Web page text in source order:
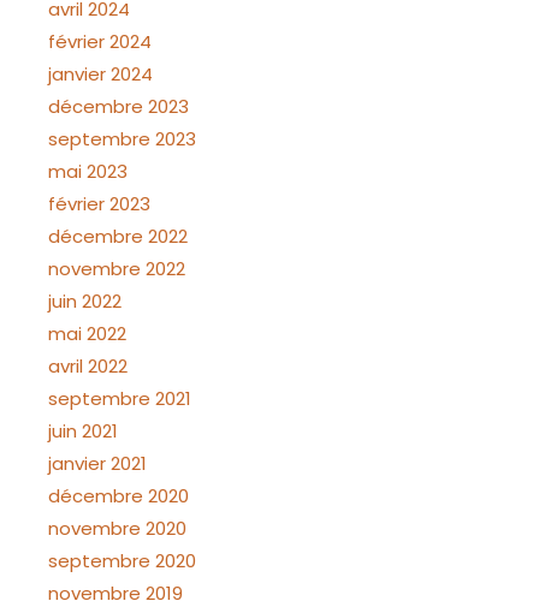
avril 2024
février 2024
janvier 2024
décembre 2023
septembre 2023
mai 2023
février 2023
décembre 2022
novembre 2022
juin 2022
mai 2022
avril 2022
septembre 2021
juin 2021
janvier 2021
décembre 2020
novembre 2020
septembre 2020
novembre 2019